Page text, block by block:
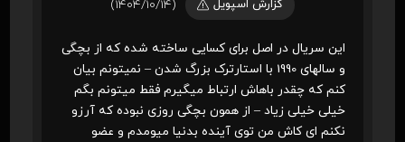
گزارش اسپویل (1404/10/14)
این سریال در اصل برای کسایی ساخته شده که از بچگی
و سالهای 1990 با استارترک بزرگ شدن – نمیتونم بیان
کنم که چقدر باهاش ارتباط میگیرم فقط میتونم بگم
خیلی خیلی زیاد – از همون بچگی روزی نبوده که آرزو
نکنم ای کاش من توی آینده بدنیا میومدم و عضو